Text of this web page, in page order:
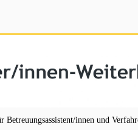
innen und